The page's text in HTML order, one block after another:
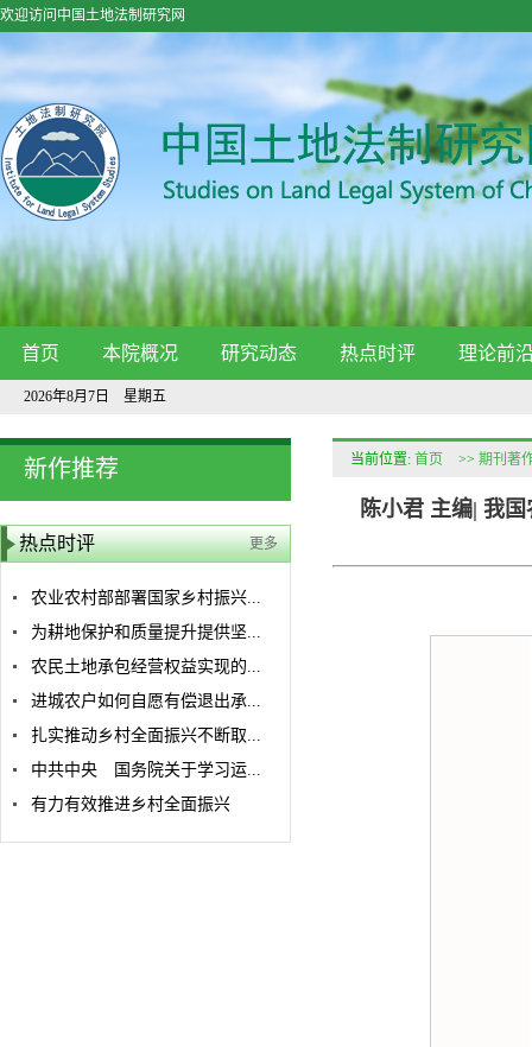
欢迎访问中国土地法制研究网
首页 本院概况 研究动态 热点时评 理论前
2026年8月7日 星期五
新作推荐
热点时评 更多
农业农村部部署国家乡村振兴...
为耕地保护和质量提升提供坚...
农民土地承包经营权益实现的...
进城农户如何自愿有偿退出承...
扎实推动乡村全面振兴不断取...
中共中央 国务院关于学习运...
有力有效推进乡村全面振兴
当前位置: 首页 >> 期刊著
陈小君 主编| 我